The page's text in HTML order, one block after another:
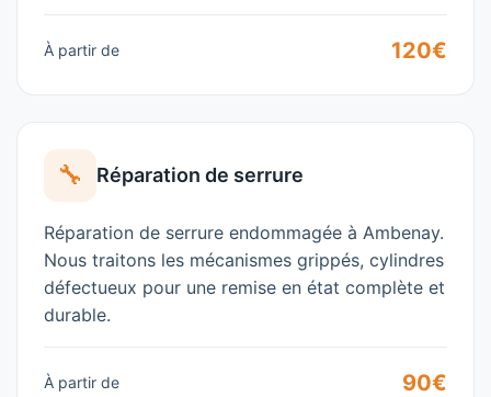
À partir de 120€
🔧 Réparation de serrure
Réparation de serrure endommagée à Ambenay.
Nous traitons les mécanismes grippés, cylindres
défectueux pour une remise en état complète et
durable.
À partir de 90€